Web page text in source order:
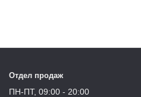
Отдел продаж
ПН-ПТ, 09:00 - 20:00